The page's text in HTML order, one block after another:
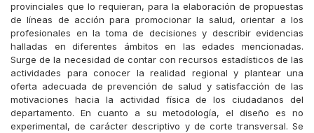
provinciales que lo requieran, para la elaboración de propuestas
de líneas de acción para promocionar la salud, orientar a los
profesionales en la toma de decisiones y describir evidencias
halladas en diferentes ámbitos en las edades mencionadas.
Surge de la necesidad de contar con recursos estadísticos de las
actividades para conocer la realidad regional y plantear una
oferta adecuada de prevención de salud y satisfacción de las
motivaciones hacia la actividad física de los ciudadanos del
departamento. En cuanto a su metodología, el diseño es no
experimental, de carácter descriptivo y de corte transversal. Se